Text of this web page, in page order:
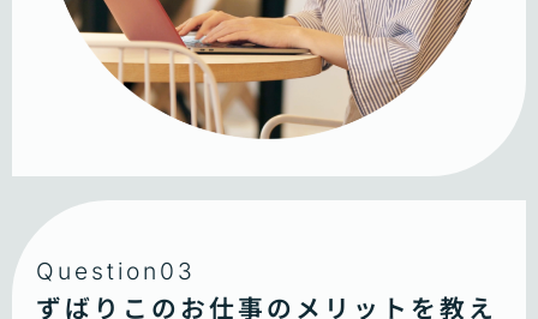
Question03
ずばりこのお仕事のメリットを教え